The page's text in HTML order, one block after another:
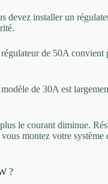
devez installer un
de 50A convient
de 30A est
le courant diminue.
montez votre système
?